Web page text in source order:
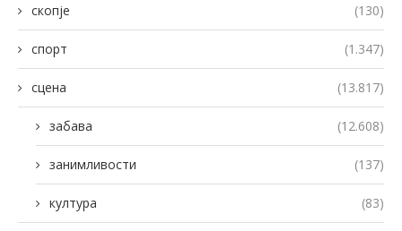
скопје (130)
спорт (1.347)
сцена (13.817)
забава (12.608)
занимливости (137)
култура (83)